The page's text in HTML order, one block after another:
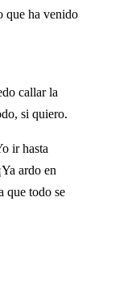
que ha venido
callar la
si quiero.
ir hasta
ardo en
que todo se